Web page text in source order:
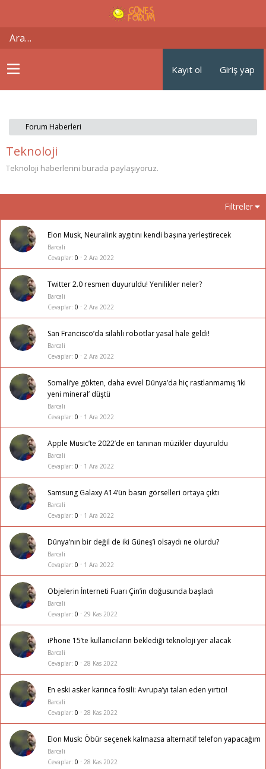
Kayıt ol Giriş yap
Forum Haberleri
Teknoloji
Teknoloji haberlerini burada paylaşıyoruz.
Filtreler
Elon Musk, Neuralink aygıtını kendi başına yerleştirecek
Barcali
Cevaplar 0 2 Ara 2022
Twitter 2.0 resmen duyuruldu! Yenilikler neler?
Barcali
Cevaplar 0 2 Ara 2022
San Francisco’da silahlı robotlar yasal hale geldi!
Barcali
Cevaplar 0 2 Ara 2022
Somali’ye gökten, daha evvel Dünya’da hiç rastlanmamış ‘iki
yeni mineral’ düştü
Barcali
Cevaplar 0 1 Ara 2022
Apple Music’te 2022’de en tanınan müzikler duyuruldu
Barcali
Cevaplar 0 1 Ara 2022
Samsung Galaxy A14’ün basın görselleri ortaya çıktı
Barcali
Cevaplar 0 1 Ara 2022
Dünya’nın bir değil de iki Güneş’i olsaydı ne olurdu?
Barcali
Cevaplar 0 1 Ara 2022
Objelerin İnterneti Fuarı Çin’in doğusunda başladı
Barcali
Cevaplar 0 29 Kas 2022
iPhone 15’te kullanıcıların beklediği teknoloji yer alacak
Barcali
Cevaplar 0 28 Kas 2022
En eski asker karınca fosili: Avrupa’yı talan eden yırtıcı!
Barcali
Cevaplar 0 28 Kas 2022
Elon Musk: Öbür seçenek kalmazsa alternatif telefon yapacağım
Barcali
Cevaplar 0 28 Kas 2022